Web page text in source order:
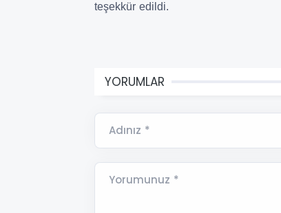
teşekkür edildi.
YORUMLAR
Adınız *
Yorumunuz *